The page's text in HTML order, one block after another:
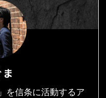
ま
を信条に活動するア